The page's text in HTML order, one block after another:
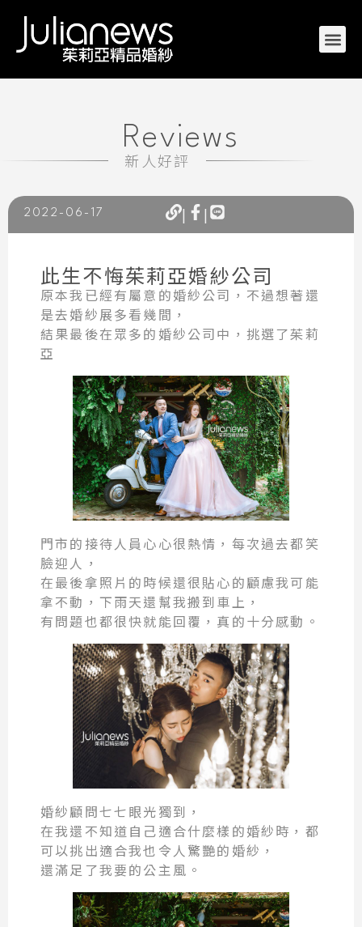
Reviews
新人好評
2022-06-17 | |
此生不悔茱莉亞婚紗公司
原本我已經有屬意的婚紗公司，不過想著還
是去婚紗展多看幾間，
結果最後在眾多的婚紗公司中，挑選了茱莉
亞
門市的接待人員心心很熱情，每次過去都笑
臉迎人，
在最後拿照片的時候還很貼心的顧慮我可能
拿不動，下雨天還幫我搬到車上，
有問題也都很快就能回覆，真的十分感動。
婚紗顧問七七眼光獨到，
在我還不知道自己適合什麼樣的婚紗時，都
可以挑出適合我也令人驚艷的婚紗，
還滿足了我要的公主風。